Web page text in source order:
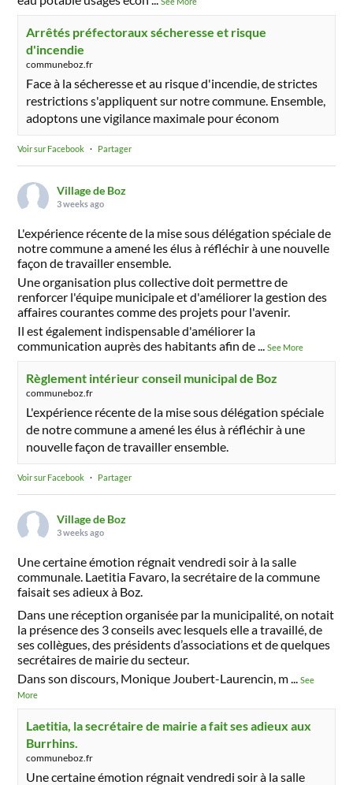
Arrêtés préfectoraux sécheresse et risque
d'incendie
communeboz.fr
Face à la sécheresse et au risque d'incendie, de strictes
restrictions s'appliquent sur notre commune. Ensemble,
adoptons une vigilance maximale pour économ
Voir sur Facebook · Partager
Village de Boz
3 weeks ago
L'expérience récente de la mise sous délégation spéciale de
notre commune a amené les élus à réfléchir à une nouvelle
façon de travailler ensemble.
Une organisation plus collective doit permettre de
renforcer l'équipe municipale et d'améliorer la gestion des
affaires courantes comme des projets pour l'avenir.
Il est également indispensable d'améliorer la
communication auprès des habitants afin de...See More
Règlement intérieur conseil municipal de Boz
communeboz.fr
L'expérience récente de la mise sous délégation spéciale
de notre commune a amené les élus à réfléchir à une
nouvelle façon de travailler ensemble.
Voir sur Facebook · Partager
Village de Boz
3 weeks ago
Une certaine émotion régnait vendredi soir à la salle
communale. Laetitia Favaro, la secrétaire de la commune
faisait ses adieux à Boz.
Dans une réception organisée par la municipalité, on notait
la présence des 3 conseils avec lesquels elle a travaillé, de
ses collègues, des présidents d’associations et de quelques
secrétaires de mairie du secteur.
Dans son discours, Monique Joubert-Laurencin, m...See
More
Laetitia, la secrétaire de mairie a fait ses adieux aux
Burrhins.
communeboz.fr
Une certaine émotion régnait vendredi soir à la salle